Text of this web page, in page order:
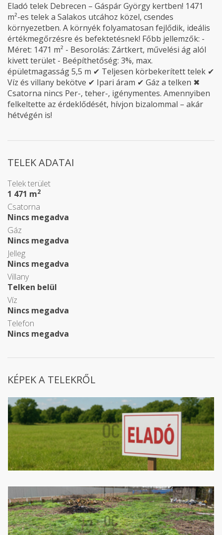
Eladó telek Debrecen – Gáspár György kertben! 1471
m²-es telek a Salakos utcához közel, csendes
környezetben. A környék folyamatosan fejlődik, ideális
értékmegőrzésre és befektetésnek! Főbb jellemzők: -
Méret: 1471 m² - Besorolás: Zártkert, művelési ág alól
kivett terület - Beépíthetőség: 3%, max.
épületmagasság 5,5 m ✔ Teljesen körbekerített telek ✔
Víz és villany bekötve ✔ Ipari áram ✔ Gáz a telken ✖
Csatorna nincs Per-, teher-, igénymentes. Amennyiben
felkeltette az érdeklődését, hívjon bizalommal – akár
hétvégén is!
TELEK ADATAI
Telek terület
1 471 m2
Csatorna
Nincs megadva
Gáz
Nincs megadva
Jelleg
Nincs megadva
Villany
Telken belül
Víz
Nincs megadva
Telefon
Nincs megadva
KÉPEK A TELEKRŐL